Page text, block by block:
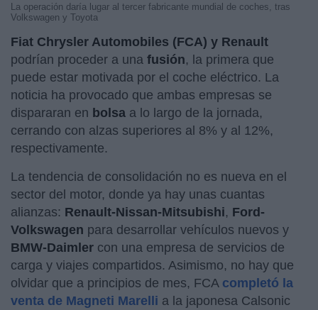
La operación daría lugar al tercer fabricante mundial de coches, tras
Volkswagen y Toyota
Fiat Chrysler Automobiles (FCA) y Renault
podrían proceder a una fusión, la primera que
puede estar motivada por el coche eléctrico. La
noticia ha provocado que ambas empresas se
dispararan en bolsa a lo largo de la jornada,
cerrando con alzas superiores al 8% y al 12%,
respectivamente.
La tendencia de consolidación no es nueva en el
sector del motor, donde ya hay unas cuantas
alianzas: Renault-Nissan-Mitsubishi, Ford-
Volkswagen para desarrollar vehículos nuevos y
BMW-Daimler con una empresa de servicios de
carga y viajes compartidos. Asimismo, no hay que
olvidar que a principios de mes, FCA completó la
venta de Magneti Marelli a la japonesa Calsonic